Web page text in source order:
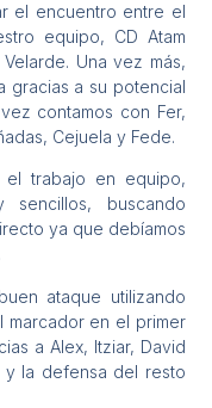
el encuentro entre el
equipo, CD Atam
Una vez más,
gracias a su potencial
contamos con Fer,
Cejuela y Fede.
trabajo en equipo,
buscando
ya que debíamos
ataque utilizando
marcador en el primer
a Alex, Itziar, David
y la defensa del resto